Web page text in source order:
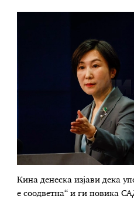
Кина денеска изјави дека
е соодветна“ и ги повика